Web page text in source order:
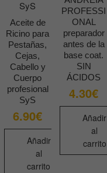
Aceite de
Ricino para
Pestañas,
Cejas,
Cabello y
Cuerpo
profesional
SyS
6.90€
Añadir
al
carrito
PROFESSI
ONAL
preparador
antes de la
base coat.
SIN
ÁCIDOS
4.30€
Añadir
al
carrito